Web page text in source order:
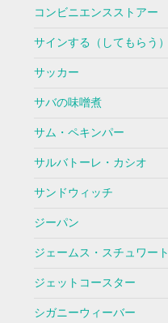
コンビニエンスストアー
サインする（してもらう）
サッカー
サバの味噌煮
サム・ペキンパー
サルバトーレ・カシオ
サンドウィッチ
ジーパン
ジェームス・スチュワート
ジェットコースター
シガニーウィーバー